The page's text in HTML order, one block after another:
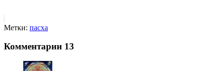
Метки: пасха
Комментарии 13